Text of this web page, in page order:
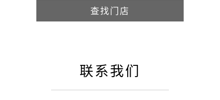
查找门店
联系我们